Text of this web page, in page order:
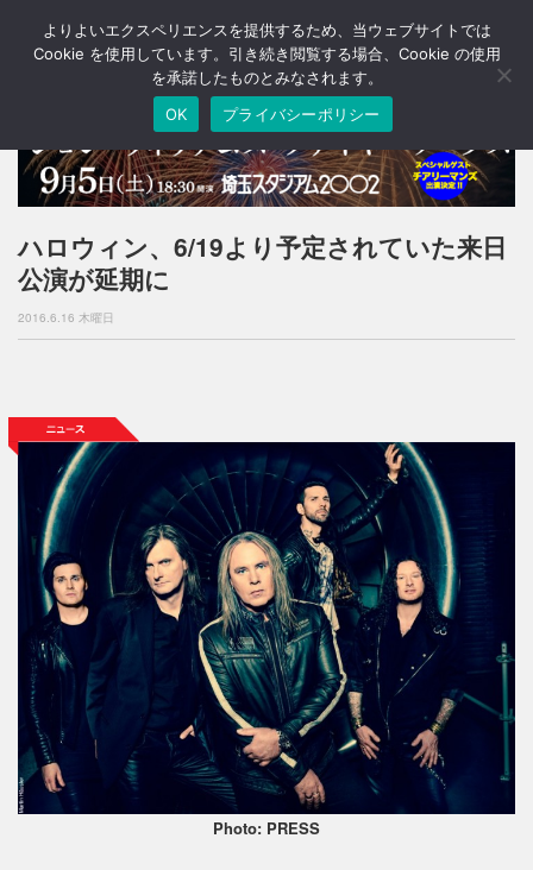
T
o
a
v
i
g
o
ハロウィン、6/19より予定されていた来日
公演が延期に
2016.6.16 木曜日
Photo: PRESS
よりよいエクスペリエンスを提供するため、当ウェブサイトでは
Cookie を使用しています。引き続き閲覧する場合、Cookie の使用
を承諾したものとみなされます。
OK
プライバシーポリシー